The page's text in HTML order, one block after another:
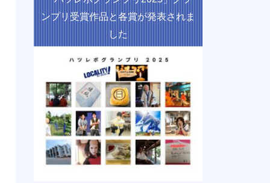
ンプリ受賞作品と各賞が発表されま
した